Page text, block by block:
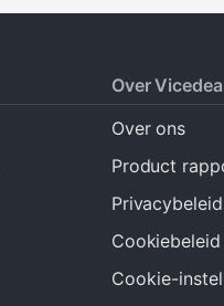
Over
Over ons
Product
Privacybeleid
Cookiebeleid
Cookie-